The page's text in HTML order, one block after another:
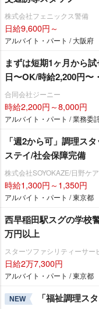
株式会社フェニックス警備
日給9,600円～
アルバイト・パート / 大阪府
まずは短期1ヶ月から
日〜OK/時給2,200円〜
合同会社ジーニー
時給2,200円～8,000円
アルバイト・パート / 業務委
「週2から可」調理ス
ステイ/社会保障完備
株式会社SOYOKAZE/日野ケ
時給1,300円～1,350円
アルバイト・パート / 東京都
西早稲田駅スグの学校
万円以上
スターツファシリティーサー
日給2万7,300円
アルバイト・パート / 東京都
NEW 「福祉調理ス